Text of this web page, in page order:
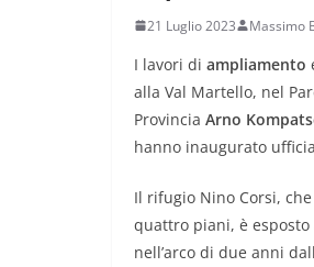
21 Luglio 2023 Massimo
I lavori di ampliamento
alla Val Martello, nel
Provincia Arno
hanno inaugurato
Il rifugio Nino Corsi,
quattro piani, è
nell’arco di due anni